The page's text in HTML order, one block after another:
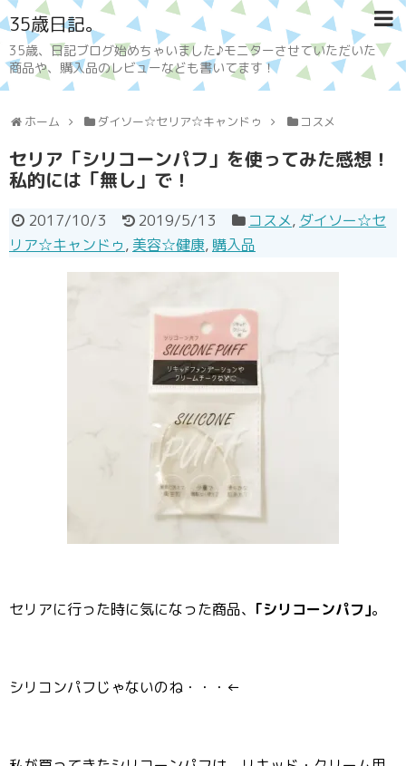
35歳日記。
35歳、日記ブログ始めちゃいました♪モニターさせていただいた
商品や、購入品のレビューなども書いてます！
ホーム ダイソー☆セリア☆キャンドゥ コスメ
セリア「シリコーンパフ」を使ってみた感想！
私的には「無し」で！
2017/10/3 2019/5/13 コスメ, ダイソー☆セ
リア☆キャンドゥ, 美容☆健康, 購入品
セリアに行った時に気になった商品、 ｢シリコーンパフ｣。
シリコンパフじゃないのね・・・←